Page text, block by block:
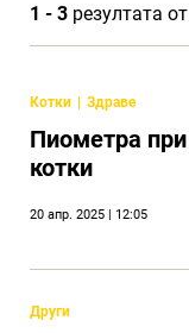
1 - 3 резултата от
Котки Здраве
Пиометра при
котки
20 апр. 2025 | 12:05
Други